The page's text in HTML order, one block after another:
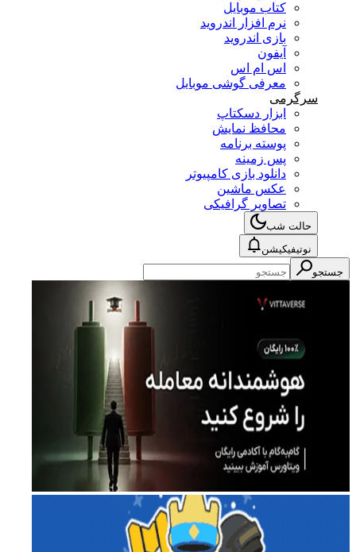
کتاب موبایل
نرم افزار اندروید
بازی اندروید
آیفون
اس ام اس
معرفی گوشی موبایل
سرگرمی
ابزار دسکتاپ
محافظ نمایش
پوسته برنامه
پس زمینه
دانلود بازی کامپیوتر
عکس ماشین
تصاویر گرافیکی
حالت شب
نوتیفیکیشن
جستجو